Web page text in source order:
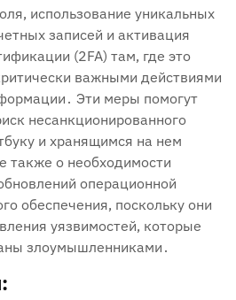
использование уникальных
записей и активация
(2FA) там‚ где это
важными действиями
Эти меры помогут
несанкционированного
и хранящимся на нем
также о необходимости
операционной
обеспечения‚ поскольку они
уязвимостей‚ которые
злоумышленниками․